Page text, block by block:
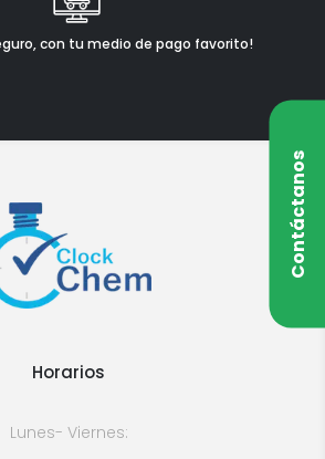
con tu medio de pago favorito!
Contáctanos
Horarios
Lunes- Viernes: